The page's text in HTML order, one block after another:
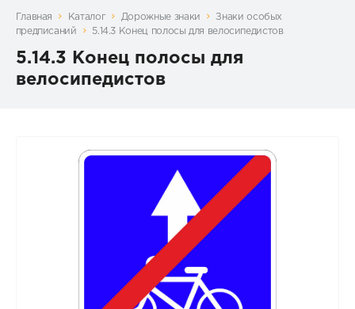
Главная Каталог Дорожные знаки
Знаки особых
предписаний
5.14.3 Конец полосы для велосипедистов
5.14.3 Конец полосы для
велосипедистов